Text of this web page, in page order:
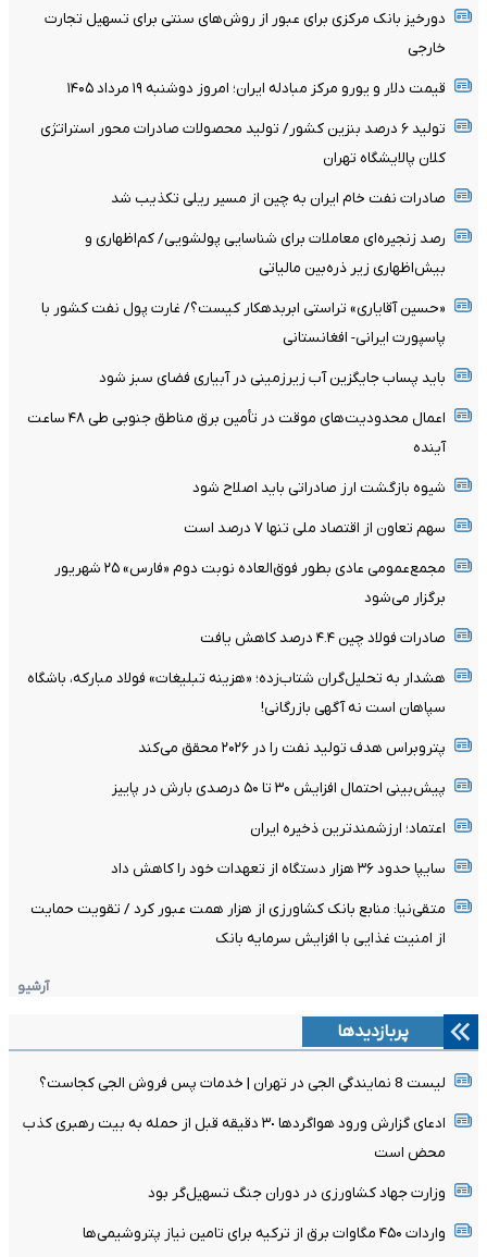
دورخیز بانک مرکزی برای عبور از روش‌های سنتی برای تسهیل تجارت
خارجی
قیمت دلار و یورو مرکز مبادله ایران؛ امروز دوشنبه ۱۹ مرداد ۱۴۰۵
تولید ۶ درصد بنزین کشور/ تولید محصولات صادرات محور استراتژی
کلان پالایشگاه تهران
صادرات نفت خام ایران به چین از مسیر ریلی تکذیب شد
رصد زنجیره‌ای معاملات برای شناسایی پولشویی/ کم‌اظهاری و
بیش‌اظهاری زیر ذره‌بین مالیاتی
«حسین آقایاری» تراستی ابربدهکار کیست؟/ غارت پول نفت کشور با
پاسپورت ایرانی- افغانستانی
باید پساب جایگزین آب‌ زیرزمینی در آبیاری فضای سبز شود
اعمال محدودیت‌های موقت در تأمین برق مناطق جنوبی طی ۴۸ ساعت
آینده
شیوه بازگشت ارز صادراتی باید اصلاح شود
سهم تعاون از اقتصاد ملی تنها ۷ درصد است
مجمع‌عمومی عادی بطور فوق‌العاده نوبت دوم «فارس» ۲۵ شهریور
برگزار می‌شود
صادرات فولاد چین ۴.۴ درصد کاهش یافت
هشدار به تحلیل‌گران شتاب‌زده؛ «هزینه تبلیغات» فولاد مبارکه، باشگاه
سپاهان است نه آگهی بازرگانی!
پتروبراس هدف تولید نفت را در ۲۰۲۶ محقق می‌کند
پیش‌بینی احتمال افزایش ۳۰ تا ۵۰ درصدی بارش در پاییز
اعتماد؛ ارزشمندترین ذخیره ایران
سایپا حدود ۳۶ هزار دستگاه از تعهدات خود را کاهش داد
متقی‌نیا: منابع بانک کشاورزی از هزار همت عبور کرد / تقویت حمایت
از امنیت غذایی با افزایش سرمایه بانک
آرشیو
پربازدیدها
لیست 8 نمایندگی الجی در تهران | خدمات پس فروش الجی کجاست؟
ادعای گزارش ورود هواگردها ٣٠ دقیقه قبل از حمله به بیت رهبری کذب
محض است
وزارت جهاد کشاورزی در دوران جنگ تسهیل‌گر بود
واردات ۴۵۰ مگاوات برق از ترکیه برای تامین نیاز پتروشیمی‌ها